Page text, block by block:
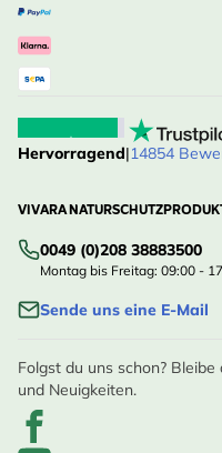
Hervorragend|14854
VIVARA
0049 (0)208 38883500
Montag bis Freitag: 09:00 -
Sende uns eine E-Mail
Folgst du uns schon?
und Neuigkeiten.